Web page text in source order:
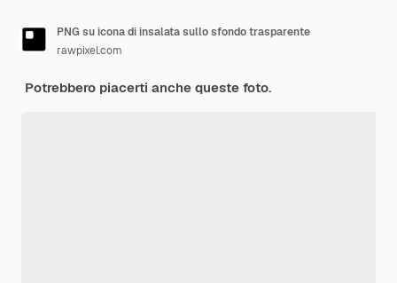
PNG su icona di insalata sullo sfondo trasparente
rawpixel.com
Potrebbero piacerti anche queste foto.